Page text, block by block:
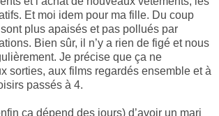
Et moi idem pour ma fille. Du coup
plus apaisés et pas pollués par
Bien sûr, il n’y a rien de figé et nous
Je précise que ça ne
sorties, aux films regardés ensemble et à
passés à 4.
ça dépend des jours) d’avoir un mari